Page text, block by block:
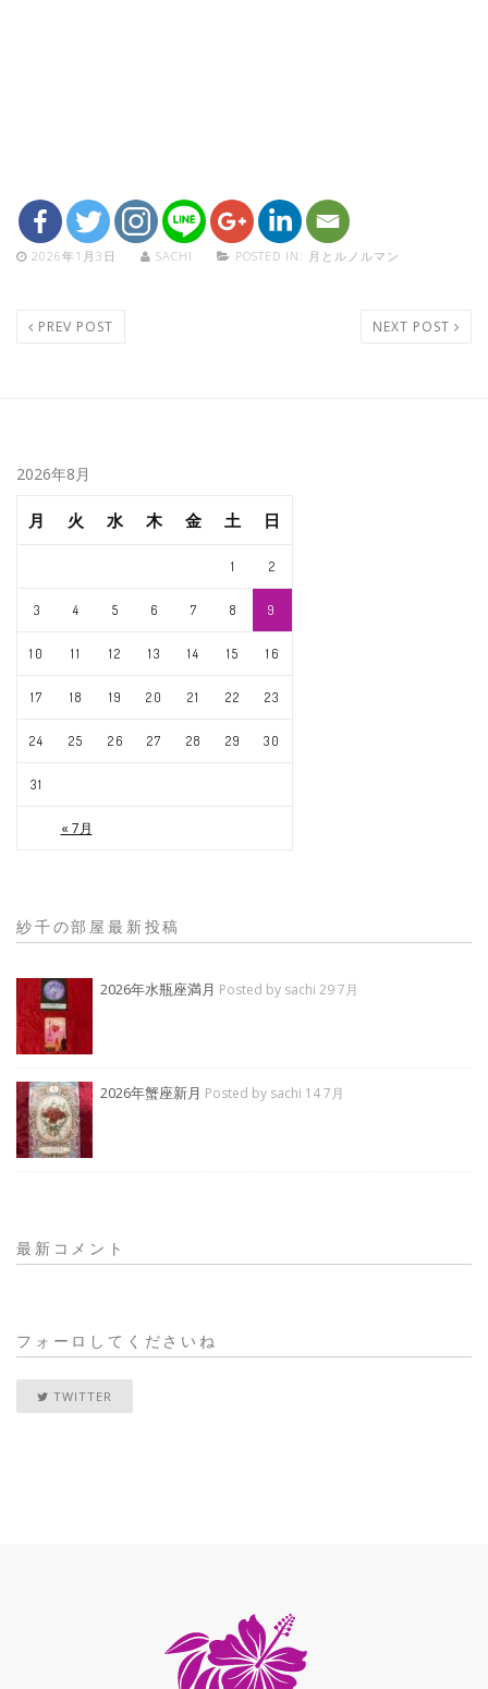
2026年1月3日 SACHI POSTED IN: 月とルノルマン
PREV POST NEXT POST
2026年8月
月 火 水 木 金 土 日
« 7月
1 2
3 4 5 6 7 8 9
10 11 12 13 14 15 16
17 18 19 20 21 22 23
24 25 26 27 28 29 30
31
紗千の部屋最新投稿
2026年水瓶座満月 Posted by sachi 29 7月
2026年蟹座新月 Posted by sachi 14 7月
最新コメント
フォーロしてくださいね
TWITTER